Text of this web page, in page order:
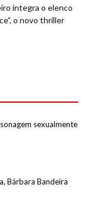
integra o elenco
o novo thriller
sexualmente
Bárbara Bandeira